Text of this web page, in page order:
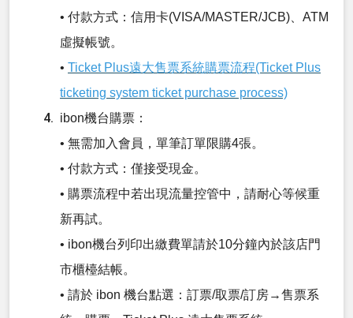
• 付款方式：信用卡(VISA/MASTER/JCB)、ATM
虛擬帳號。
• Ticket Plus遠大售票系統購票流程(Ticket Plus
ticketing system ticket purchase process)
ibon機台購票：
• 無需加入會員，單筆訂單限購4張。
• 付款方式：僅接受現金。
• 購票流程中若出現流量控管中，請耐心等候重
新再試。
• ibon機台列印出繳費單請於10分鐘內於該店門
市櫃檯結帳。
• 請於 ibon 機台點選：訂票/取票/訂房→售票系